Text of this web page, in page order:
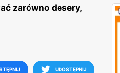
zarówno desery,
UDOSTĘPNIJ